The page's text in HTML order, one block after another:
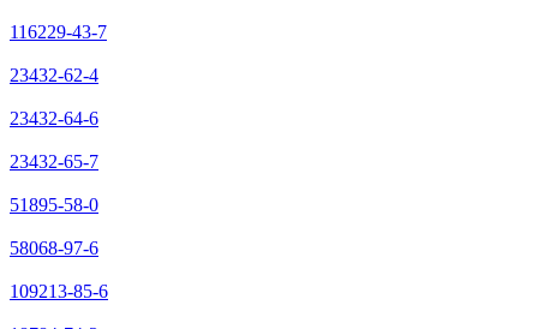
116229-43-7
23432-62-4
23432-64-6
23432-65-7
51895-58-0
58068-97-6
109213-85-6